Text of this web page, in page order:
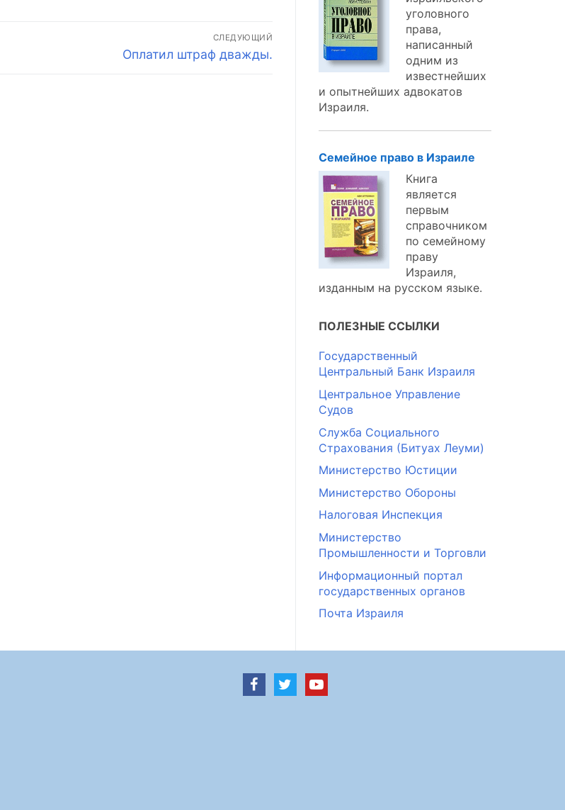
СЛЕДУЮЩИЙ
Следующая
Оплатил штраф дважды.
уголовного
права,
написанный
одним из
известнейших
и опытнейших адвокатов
Израиля.
Семейное право в Израиле
Книга
является
первым
справочником
по семейному
праву
Израиля,
изданным на русском языке.
ПОЛЕЗНЫЕ ССЫЛКИ
Государственный
Центральный Банк Израиля
Центральное Управление
Судов
Служба Социального
Страхования (Битуах Леуми)
Министерство Юстиции
Министерство Обороны
Налоговая Инспекция
Министерство
Промышленности и Торговли
Информационный портал
государственных органов
Почта Израиля